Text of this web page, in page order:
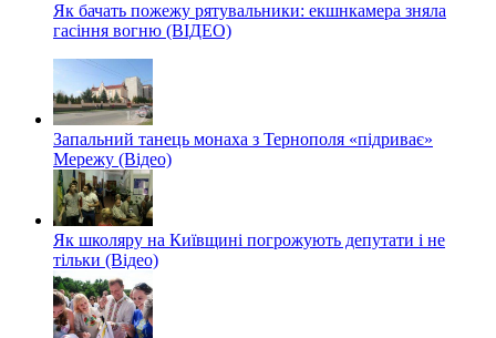
Як бачать пожежу рятувальники: екшнкамера зняла
гасіння вогню (ВІДЕО)
Запальний танець монаха з Тернополя «підриває»
Мережу (Відео)
Як школяру на Київщині погрожують депутати і не
тільки (Відео)